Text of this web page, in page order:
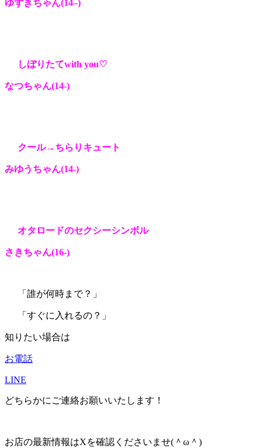
ゆずきちゃん(14–)
しぼりたてwith you♡
なつちゃん(14-)
クール→ちらりキュート
みゆうちゃん(14-)
オタロードのセクシーシンボル
さきちゃん(16-)
「誰が何時まで？」
「すぐに入れるの？」
知りたい場合は
お電話
LINE
どちらかにご連絡お願いいたします！
お店の最新情報はXを確認くださいませ(＾ω＾)